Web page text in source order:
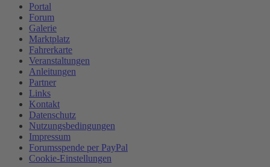
Portal
Forum
Galerie
Marktplatz
Fahrerkarte
Veranstaltungen
Anleitungen
Partner
Links
Kontakt
Datenschutz
Nutzungsbedingungen
Impressum
Forumsspende per PayPal
Cookie-Einstellungen